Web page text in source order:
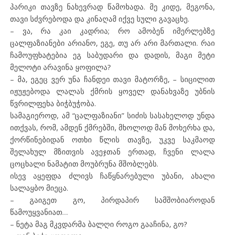
პარიკი თავზე ნახევრად წამოხადა. მე კიდე, მეგონა,
თავი სძვრებოდა და კინაღამ იქვე სული გავაცხე.
– ვა, რა კაი კადრია; რო ამობენ იმერლებზე
ცალფაზიანები არიანო, ეგე, თუ არ არი მართალი. რაი
ჩამოუფხატებია ეგ საბუდარი და დადის, მაგი მეტი
მელოტი არავინა ყოფილა?
– მა, ეგეც ვერ უნა ჩანდეი თავი მატორზე, – სიცილით
იჟუჟებოდა ლალას ქმრის ყოველ დანახვაზე უბნის
წვრილფეხა ბიჭბუჭობა.
სამაგიეროდ, ამ “ცალფაზიანი” სიძის სასახელოდ უნდა
ითქვას, რომ, ამდენ ქმრებში, მხოლოდ მან მოხერხა და,
ქორწინებიდან ოთხი წლის თავზე, უკვე საკმაოდ
შელახულ მზითვის ავეჯთან ერთად, ჩვენი ლალა
ცოცხალი ნამატით მოუბრუნა მშობლებს.
ისევ აყეფდა ძლივს ჩაწყნარებული უბანი, ახალი
სალაყბო მიეცა.
– გაიგეთ გო, პირდაპირ სამშობიაროდან
წამოუყვანიათ…
– ნეტა მაგ მკვდარმა ბალღი როგო გააჩინა, გო?